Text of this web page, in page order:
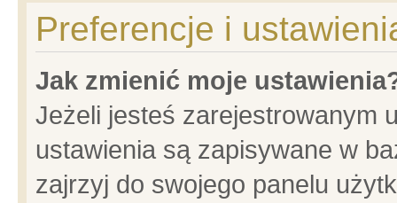
Preferencje i
Jak zmienić moje
Jeżeli jesteś zarejestrowanym
ustawienia są zapisywane w
zajrzyj do swojego panelu